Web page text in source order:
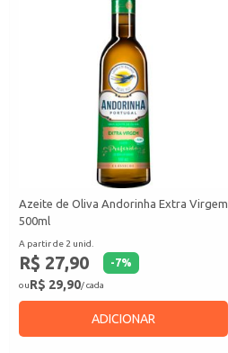
Azeite de Oliva Andorinha Extra Virgem
500ml
A partir de 2 unid.
R$ 27,90 -7%
ouR$ 29,90/ cada
ADICIONAR